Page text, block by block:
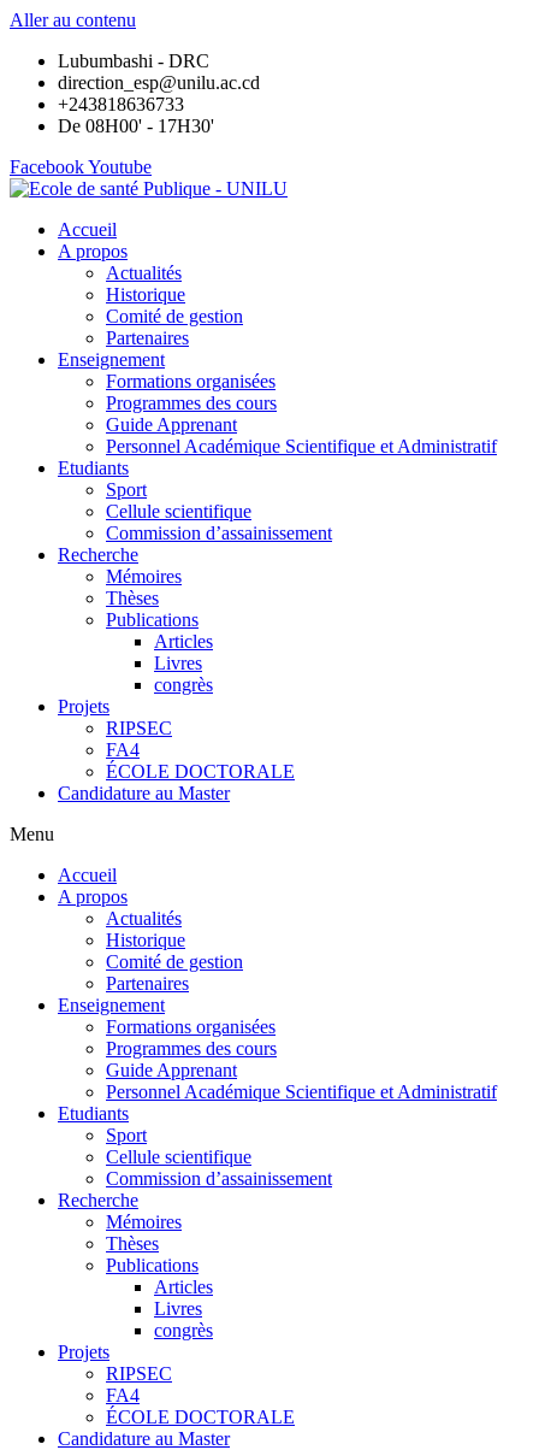
Aller au contenu
Lubumbashi - DRC
direction_esp@unilu.ac.cd
+243818636733
De 08H00' - 17H30'
FacebookYoutube
Accueil
A propos
Actualités
Historique
Comité de gestion
Partenaires
Enseignement
Formations organisées
Programmes des cours
Guide Apprenant
Personnel Académique Scientifique et Administratif
Etudiants
Sport
Cellule scientifique
Commission d’assainissement
Recherche
Mémoires
Thèses
Publications
Articles
Livres
congrès
Projets
RIPSEC
FA4
ÉCOLE DOCTORALE
Candidature au Master
Menu
Accueil
A propos
Actualités
Historique
Comité de gestion
Partenaires
Enseignement
Formations organisées
Programmes des cours
Guide Apprenant
Personnel Académique Scientifique et Administratif
Etudiants
Sport
Cellule scientifique
Commission d’assainissement
Recherche
Mémoires
Thèses
Publications
Articles
Livres
congrès
Projets
RIPSEC
FA4
ÉCOLE DOCTORALE
Candidature au Master